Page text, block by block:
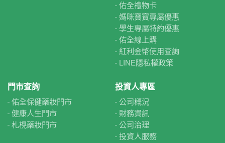
佑全禮物卡
媽咪寶寶專屬優惠
學生專屬特約優惠
佑全線上購
紅利金幣使用查詢
LINE隱私權政策
門市查詢
佑全保健藥妝門市
健康人生門市
札榥藥妝門市
投資人專區
公司概況
財務資訊
公司治理
投資人服務